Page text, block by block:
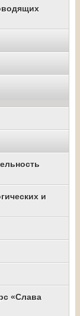
и
«Слава